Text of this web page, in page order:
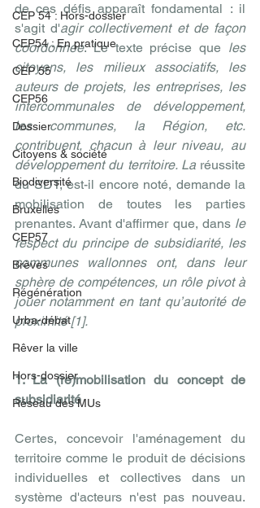
CEP 54 : Hors-dossier
CEP54 : En pratique
CEP 55
CEP56
Dossier
Citoyens & société
Biodiversité
Bruxelles
CEP57
Brèves
Régénération
Urba-débat
Rêver la ville
Hors-dossier
Réseau des MUs
de ces défis apparaît fondamental : il
s'agit d'agir collectivement et de façon
coordonnée. Le texte précise que les
citoyens, les milieux associatifs, les
auteurs de projets, les entreprises, les
intercommunales de développement,
les communes, la Région, etc.
contribuent, chacun à leur niveau, au
développement du territoire. La réussite
du SDT, est-il encore noté, demande la
mobilisation de toutes les parties
prenantes. Avant d'affirmer que, dans le
respect du principe de subsidiarité, les
communes wallonnes ont, dans leur
sphère de compétences, un rôle pivot à
jouer notamment en tant qu’autorité de
proximité [1].
1. La (re)mobilisation du concept de
subsidiarité
Certes, concevoir l'aménagement du
territoire comme le produit de décisions
individuelles et collectives dans un
système d'acteurs n'est pas nouveau.